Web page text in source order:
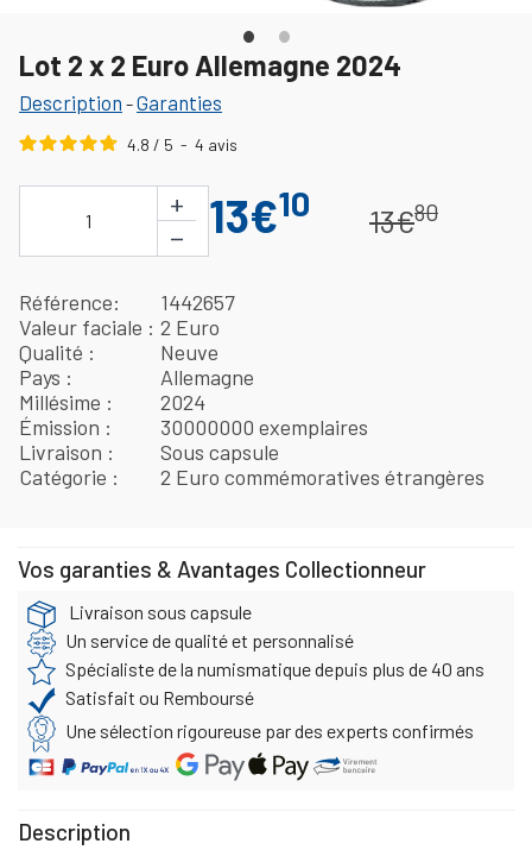
Lot 2 x 2 Euro Allemagne 2024
Description -Garanties
4.8 / 5 - 4 avis
1
+
−
13€10 13€80
Référence
1442657
Valeur faciale
2 Euro
Qualité
Neuve
Pays
Allemagne
Millésime
2024
Émission
30000000 exemplaires
Livraison
Sous capsule
Catégorie
2 Euro commémoratives étrangères
Vos garanties & Avantages Collectionneur
Livraison sous capsule
Un service de qualité et personnalisé
Spécialiste de la numismatique depuis plus de 40 ans
Satisfait ou Remboursé
Une sélection rigoureuse par des experts confirmés
Description